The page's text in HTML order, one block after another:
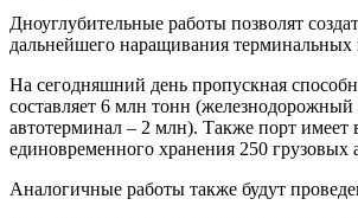
Дноуглубительные работы позволят
дальнейшего наращивания
На сегодняшний день пропускная
составляет 6 млн тонн
автотерминал – 2 млн). Также порт имеет
единовременного хранения 250 грузовых
Аналогичные работы также будут